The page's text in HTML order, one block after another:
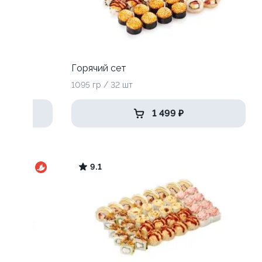
Горячий сет
1095 гр / 32 шт
1 499 ₽
9.1